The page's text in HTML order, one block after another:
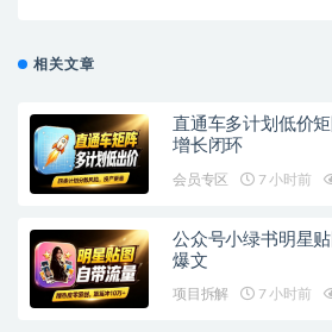
相关文章
直通车多计划低价
增长闭环
会员专区 7 小时前
公众号小绿书明星
爆文
项目拆解 7 小时前